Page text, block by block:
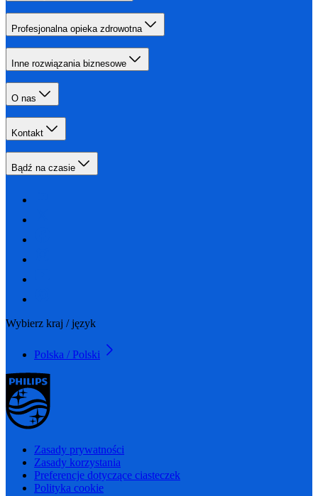
Profesjonalna opieka zdrowotna
Inne rozwiązania biznesowe
O nas
Kontakt
Bądź na czasie
Wybierz kraj / język
Polska / Polski
Zasady prywatności
Zasady korzystania
Preferencje dotyczące ciasteczek
Polityka cookie